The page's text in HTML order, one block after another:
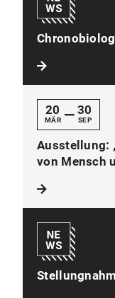
20
MÄR — 30
SEP
Ausstellung:
von Mensch